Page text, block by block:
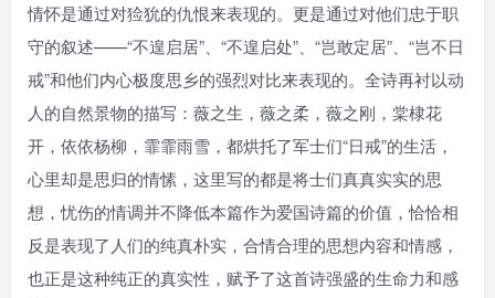
情怀是通过对猃狁的仇恨来表现的。更是通过对他们忠于职
守的叙述——“不遑启居”、“不遑启处”、“岂敢定居”、“岂不日
戒”和他们内心极度思乡的强烈对比来表现的。全诗再衬以动
人的自然景物的描写：薇之生，薇之柔，薇之刚，棠棣花
开，依依杨柳，霏霏雨雪，都烘托了军士们“日戒”的生活，
心里却是思归的情愫，这里写的都是将士们真真实实的思
想，忧伤的情调并不降低本篇作为爱国诗篇的价值，恰恰相
反是表现了人们的纯真朴实，合情合理的思想内容和情感，
也正是这种纯正的真实性，赋予了这首诗强盛的生命力和感